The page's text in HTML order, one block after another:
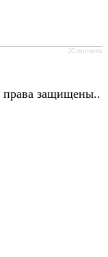
JComments
права защищены..